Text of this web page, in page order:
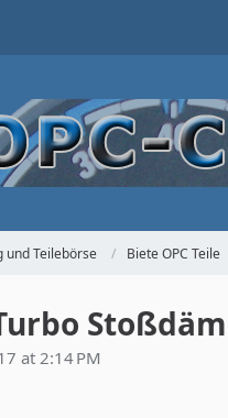
und Teilebörse Biete OPC Teile
at 2:14 PM